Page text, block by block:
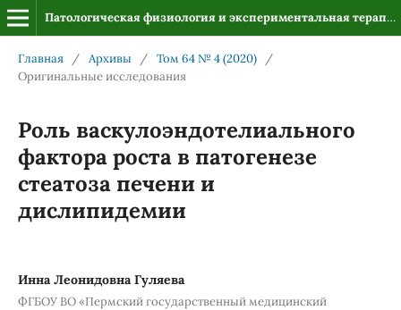
Патологическая физиология и экспериментальная терапия
Главная / Архивы / Том 64 № 4 (2020)
/
Оригинальные исследования
Роль васкулоэндотелиального
фактора роста в патогенезе
стеатоза печени и
дислипидемии
Инна Леонидовна Гуляева
ФГБОУ ВО «Пермский государственный медицинский